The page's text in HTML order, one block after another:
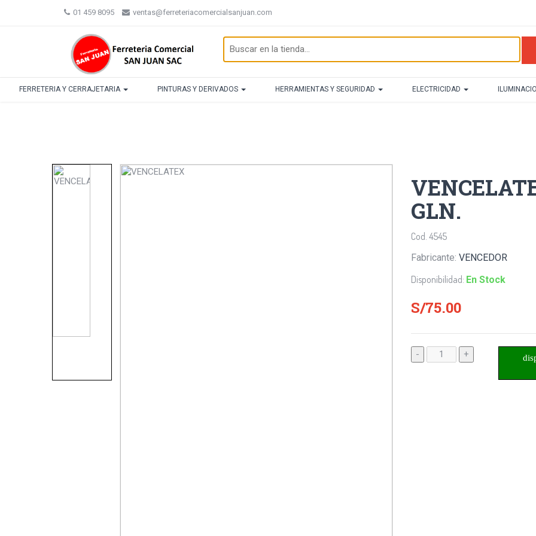
01 459 8095 ventas@ferreteriacomercialsanjuan.com
FERRETERIA Y CERRAJETARIA PINTURAS Y DERIVADOS HERRAMIENTAS Y SEGURIDAD ELECTRICIDAD
GLN.
Cod. 4545
Fabricante: VENCEDOR
Disponibilidad: En Stock
S/75.00
- +